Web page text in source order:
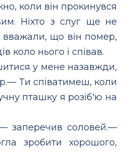
коли він прокинувся
Ніхто з слуг ще не
вважали, що він помер,
коло нього і співав.
у мене назавжди,
Ти співатимеш, коли
пташку я розіб'ю на
заперечив соловей.—
зробити хорошого,